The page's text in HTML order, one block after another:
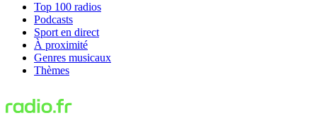
Top 100 radios
Podcasts
Sport en direct
À proximité
Genres musicaux
Thèmes